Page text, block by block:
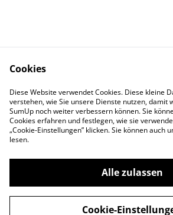
Privacy Policy
Impressum
©2026Deva Design - die
Cookies
Diese Website verwendet Cookies. Diese kleine
verstehen, wie Sie unsere Dienste nutzen, damit
SumUp noch weiter verbessern können. Sie
Cookies erfahren und festlegen, wie sie
„Cookie-Einstellungen” klicken. Sie können auch
lesen.
Alle zulassen
Cookie-